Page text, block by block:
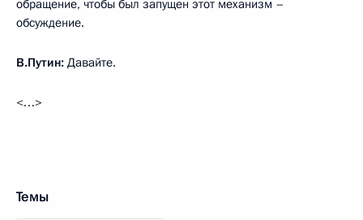
обращение, чтобы был запущен этот механизм –
обсуждение.
В.Путин: Давайте.
<…>
Темы